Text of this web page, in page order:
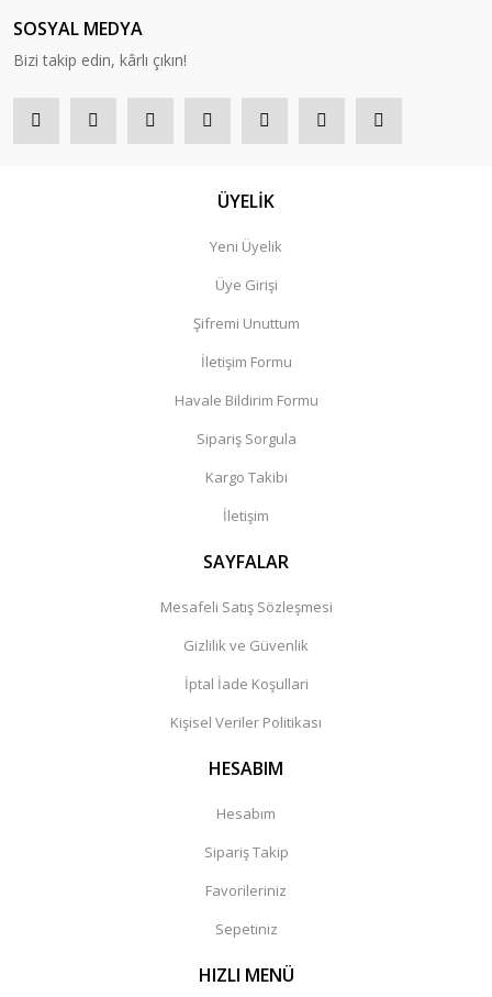
SOSYAL MEDYA
Bizi takip edin, kârlı çıkın!
ÜYELİK
Yeni Üyelik
Üye Girişi
Şifremi Unuttum
İletişim Formu
Havale Bildirim Formu
Sipariş Sorgula
Kargo Takibi
İletişim
SAYFALAR
Mesafeli Satış Sözleşmesi
Gizlilik ve Güvenlik
İptal İade Koşullari
Kişisel Veriler Politikası
HESABIM
Hesabım
Sipariş Takip
Favorileriniz
Sepetiniz
HIZLI MENÜ